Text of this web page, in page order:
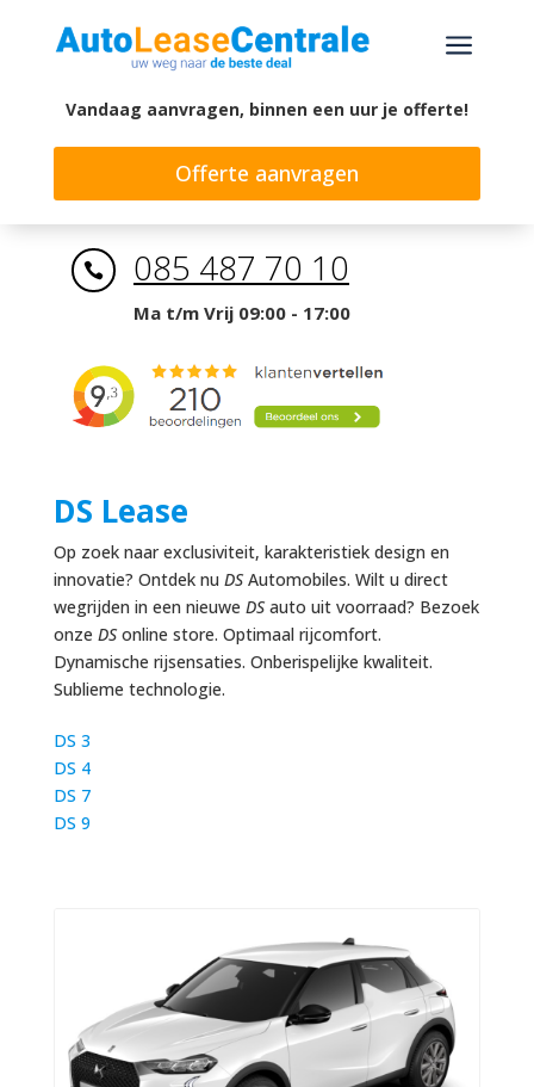
a
Vandaag aanvragen, binnen een uur je offerte!
Offerte aanvragen
 085 487 70 10
Ma t/m Vrij 09:00 - 17:00
DS Lease
Op zoek naar exclusiviteit, karakteristiek design en
innovatie? Ontdek nu DSAutomobiles. Wilt u direct
wegrijden in een nieuwe DSauto uit voorraad? Bezoek
onze DSonline store. Optimaal rijcomfort.
Dynamische rijsensaties. Onberispelijke kwaliteit.
Sublieme technologie.
DS 3
DS 4
DS 7
DS 9